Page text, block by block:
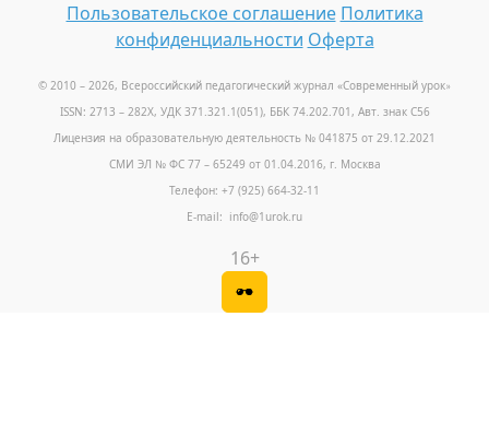
Пользовательское соглашение Политика
конфиденциальности Оферта
© 2010 – 2026, Всероссийский педагогический журнал «Современный урок»
ISSN: 2713 – 282X, УДК 371.321.1(051), ББК 74.202.701, Авт. знак С56
Лицензия на образовательную деятельность № 041875 от 29.12.2021
СМИ ЭЛ № ФС 77 – 65249 от 01.04.2016, г. Москва
Телефон: +7 (925) 664-32-11
E-mail: info@1urok.ru
16+